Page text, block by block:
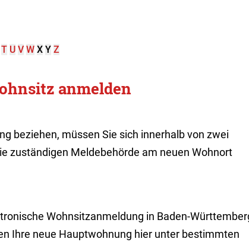
T U V W X Y Z
anmelden
beziehen, müssen Sie sich innerhalb von zwei
zuständigen Meldebehörde am neuen Wohnort
Wohnsitzanmeldung in Baden-
Ihre neue Hauptwohnung hier unter bestimmten